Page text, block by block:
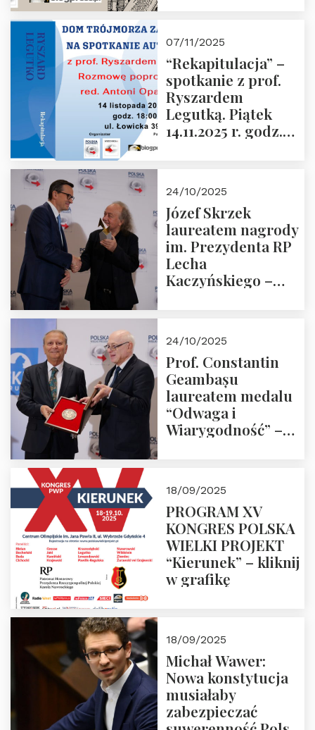
07/11/2025
“Rekapitulacja” –
spotkanie z prof.
Ryszardem
Legutką. Piątek
14.11.2025 r. godz.
24/10/2025
Józef Skrzek
laureatem nagrody
im. Prezydenta RP
Lecha
Kaczyńskiego –
24/10/2025
Prof. Constantin
Geambașu
laureatem medalu
“Odwaga i
Wiarygodność” –
18/09/2025
PROGRAM XV
KONGRES POLSKA
WIELKI PROJEKT
“Kierunek” – kliknij
w grafikę
18/09/2025
Michał Wawer:
Nowa konstytucja
musiałaby
zabezpieczać